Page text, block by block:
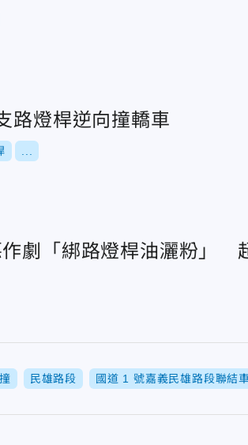
路燈桿逆向撞轎車
劇「綁路燈桿油灑粉」
民雄路段 國道 1 號嘉義民雄路段聯結